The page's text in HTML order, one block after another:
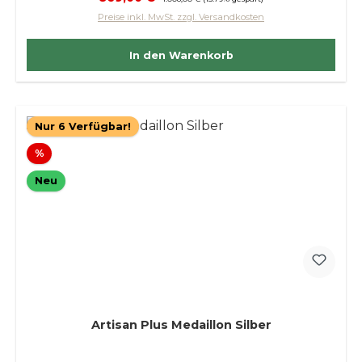
Preise inkl. MwSt. zzgl. Versandkosten
In den Warenkorb
Nur 6 Verfügbar!
%Rabatt
Neu
Artisan Plus Medaillon Silber